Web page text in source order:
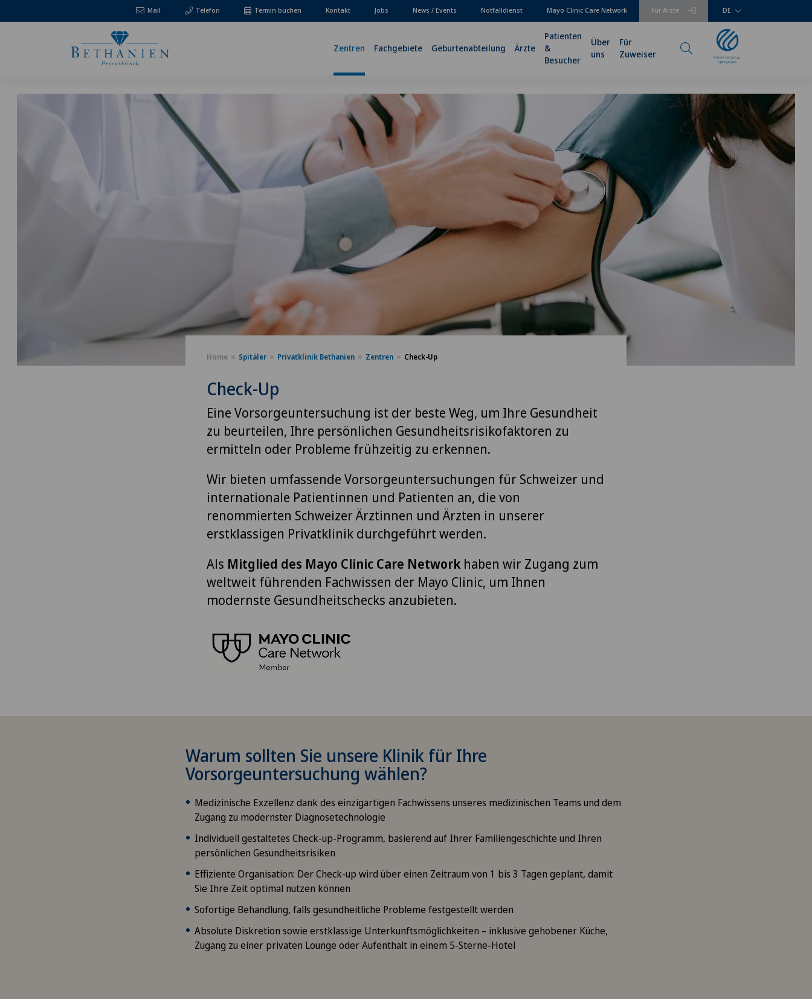
Mail Telefon Für Ärzte
Termin buchen Kontakt Jobs News / Events Notfalldienst Mayo Clinic Care Network DE
Zentren Fachgebiete Geburtenabteilung Ärzte
Patienten
&
Besucher
Über
uns
Für
Zuweiser
Home Spitäler Privatklinik Bethanien Zentren Check-Up
Check-Up
Eine Vorsorgeuntersuchung ist der beste Weg, um Ihre Gesundheit
zu beurteilen, Ihre persönlichen Gesundheitsrisikofaktoren zu
ermitteln oder Probleme frühzeitig zu erkennen.
Wir bieten umfassende Vorsorgeuntersuchungen für Schweizer und
internationale Patientinnen und Patienten an, die von
renommierten Schweizer Ärztinnen und Ärzten in unserer
erstklassigen Privatklinik durchgeführt werden.
Als Mitglied des Mayo Clinic Care Network haben wir Zugang zum
weltweit führenden Fachwissen der Mayo Clinic, um Ihnen
modernste Gesundheitschecks anzubieten.
Warum sollten Sie unsere Klinik für Ihre
Vorsorgeuntersuchung wählen?
Medizinische Exzellenz dank des einzigartigen Fachwissens unseres medizinischen Teams und dem
Zugang zu modernster Diagnosetechnologie
Individuell gestaltetes Check-up-Programm, basierend auf Ihrer Familiengeschichte und Ihren
persönlichen Gesundheitsrisiken
Effiziente Organisation: Der Check-up wird über einen Zeitraum von 1 bis 3 Tagen geplant, damit
Sie Ihre Zeit optimal nutzen können
Sofortige Behandlung, falls gesundheitliche Probleme festgestellt werden
Absolute Diskretion sowie erstklassige Unterkunftsmöglichkeiten – inklusive gehobener Küche,
Zugang zu einer privaten Lounge oder Aufenthalt in einem 5-Sterne-Hotel